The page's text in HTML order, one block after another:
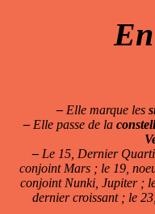
–Elle marque les
– Elle passe de la
–Le 15, Dernier
conjoint Mars ; le 19,
conjoint Nunki, Jupiter ;
dernier croissant ; le